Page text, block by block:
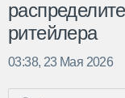
ритейлера
03:38, 23 Мая 2026